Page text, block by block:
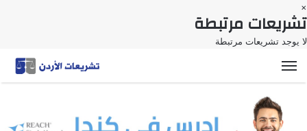
×
تشريعات مرتبطة
لا يوجد تشريعات مرتبطة
القائمة